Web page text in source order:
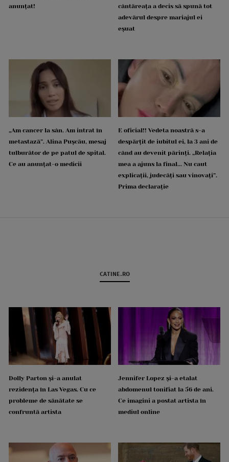
anunțat!
cântăreața a decis să spună tot
adevărul despre mariajul ei
eșuat
„Am cancer la sân. Am intrat în
metastază”. Alina Pușcău, mesaj
tulburător de pe patul de spital.
Ce au anunțat-o medicii
E oficial!! Vedeta noastră s-a
despărțit de iubitul ei, la 3 ani de
când au devenit părinți. „Relația
mea a ajuns la final... Nu caut
explicații, judecăți sau vinovați”.
Prima declarație
CATINE.RO
Dolly Parton și-a anulat
rezidența în Las Vegas. Cu ce
probleme de sănătate se
confruntă artista
Jennifer Lopez și-a etalat
abdomenul tonifiat la 56 de ani.
Ce imagini a postat artista în
mediul online